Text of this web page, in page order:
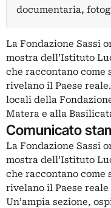
documentaria,
La Fondazione Sassi
mostra dell’Istituto
che raccontano come
rivelano il Paese
locali della
Matera e alla
Comunicato
La Fondazione Sassi
mostra dell’Istituto
che raccontano come
rivelano il Paese reale
Un’ampia sezione,